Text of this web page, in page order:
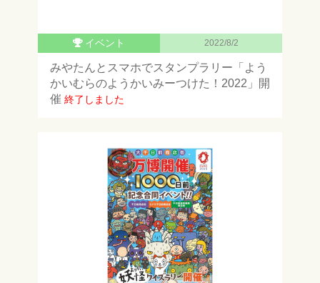
イベント 2022/8/2
みやたんとスマホでスタンプラリー「よう
かいむらのようかいみーつけた！2022」開
催 終了しました